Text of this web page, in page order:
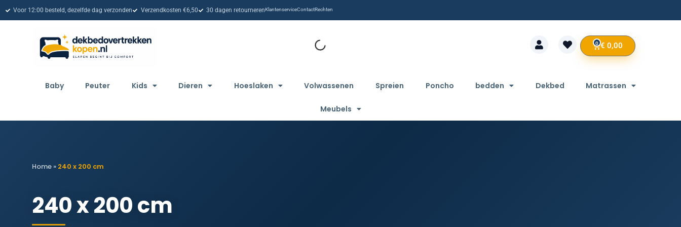
Voor 12:00 besteld, dezelfde dag verzonden Verzendkosten €6,50 30 dagen retournerenKlantenserviceContactRechten
€ 0,00
0
Baby Peuter Kids Dieren Hoeslaken Volwassenen Spreien Poncho bedden Dekbed Matrassen
Meubels
Home » 240 x 200 cm
240 x 200 cm